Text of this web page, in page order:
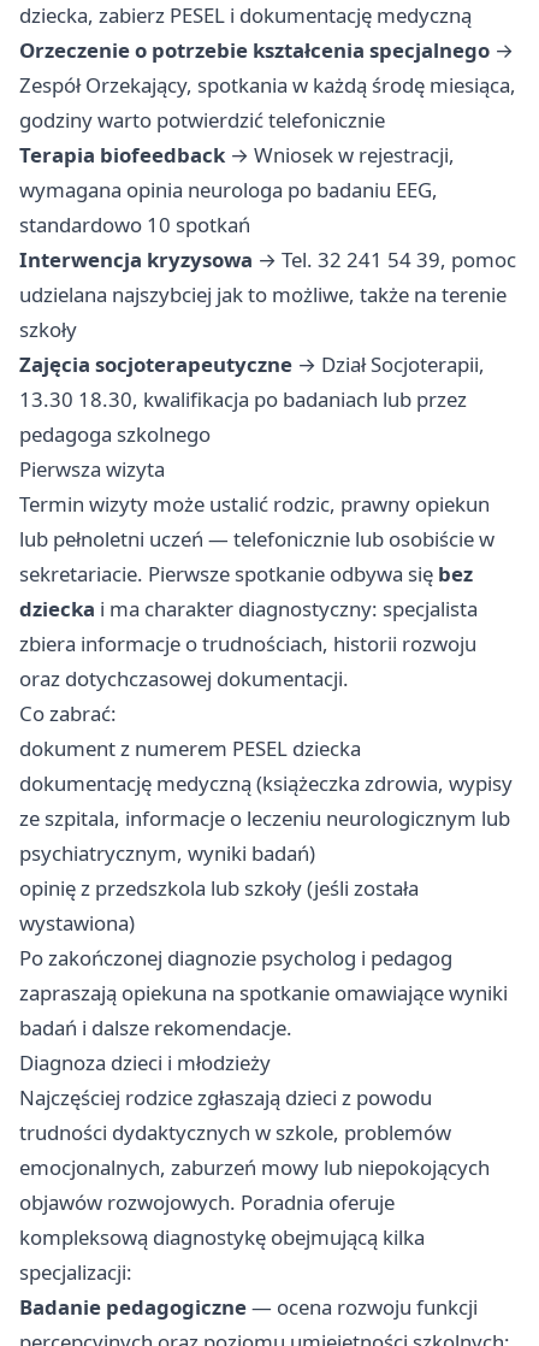
dziecka, zabierz PESEL i dokumentację medyczną
Orzeczenie o potrzebie kształcenia specjalnego →
Zespół Orzekający, spotkania w każdą środę miesiąca,
godziny warto potwierdzić telefonicznie
Terapia biofeedback → Wniosek w rejestracji,
wymagana opinia neurologa po badaniu EEG,
standardowo 10 spotkań
Interwencja kryzysowa → Tel. 32 241 54 39, pomoc
udzielana najszybciej jak to możliwe, także na terenie
szkoły
Zajęcia socjoterapeutyczne → Dział Socjoterapii,
13.30 18.30, kwalifikacja po badaniach lub przez
pedagoga szkolnego
Pierwsza wizyta
Termin wizyty może ustalić rodzic, prawny opiekun
lub pełnoletni uczeń — telefonicznie lub osobiście w
sekretariacie. Pierwsze spotkanie odbywa się bez
dziecka i ma charakter diagnostyczny: specjalista
zbiera informacje o trudnościach, historii rozwoju
oraz dotychczasowej dokumentacji.
Co zabrać:
dokument z numerem PESEL dziecka
dokumentację medyczną (książeczka zdrowia, wypisy
ze szpitala, informacje o leczeniu neurologicznym lub
psychiatrycznym, wyniki badań)
opinię z przedszkola lub szkoły (jeśli została
wystawiona)
Po zakończonej diagnozie psycholog i pedagog
zapraszają opiekuna na spotkanie omawiające wyniki
badań i dalsze rekomendacje.
Diagnoza dzieci i młodzieży
Najczęściej rodzice zgłaszają dzieci z powodu
trudności dydaktycznych w szkole, problemów
emocjonalnych, zaburzeń mowy lub niepokojących
objawów rozwojowych. Poradnia oferuje
kompleksową diagnostykę obejmującą kilka
specjalizacji:
Badanie pedagogiczne— ocena rozwoju funkcji